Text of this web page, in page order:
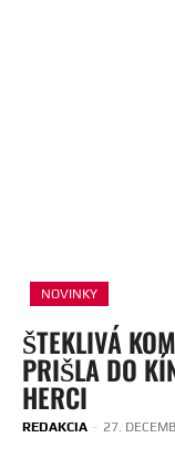
NOVINKY
ŠTEKLIVÁ
PRIŠLA DO
HERCI
REDAKCIA - 27.